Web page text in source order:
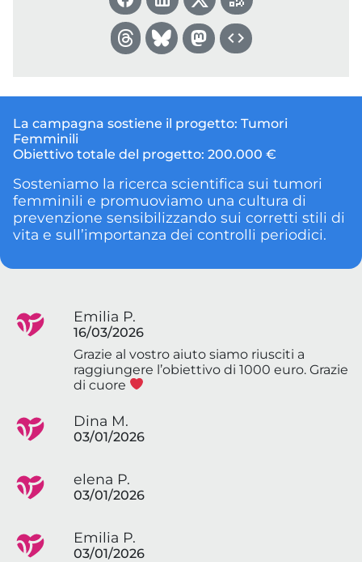
La campagna sostiene il progetto: Tumori
Femminili
Obiettivo totale del progetto: 200.000 €
Sosteniamo la ricerca scientifica sui tumori
femminili e promuoviamo una cultura di
prevenzione sensibilizzando sui corretti stili di
vita e sull’importanza dei controlli periodici.
Emilia P.
16/03/2026
Grazie al vostro aiuto siamo riusciti a
raggiungere l’obiettivo di 1000 euro. Grazie
di cuore
Dina M.
03/01/2026
elena P.
03/01/2026
Emilia P.
03/01/2026